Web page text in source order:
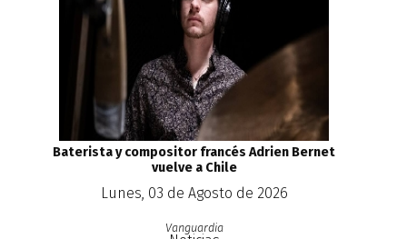
Baterista y compositor francés Adrien Bernet
vuelve a Chile
Lunes, 03 de Agosto de 2026
Vanguardia